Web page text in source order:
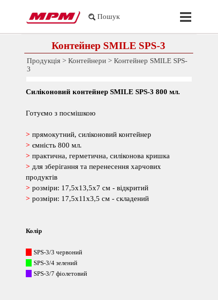
Пошук
Контейнер SMILE SPS-3
Продукція> Контейнери > Контейнер SMILE SPS-
3
Силіконовий контейнер SMILE SPS-3 800 мл.
Готуємо з посмішкою
> прямокутний, силіконовий контейнер
> ємність 800 мл.
> практична, герметична, силіконова кришка
> для зберігання та перенесення харчових
продуктів
> розміри: 17,5x13,5x7 см - відкритий
> розміри: 17,5x11x3,5 см - складений
Колір
SPS-3/3 червоний
SPS-3/4 зелений
SPS-3/7 фіолетовий